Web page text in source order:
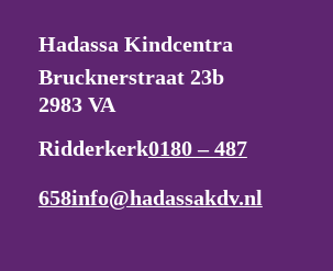
Hadassa Kindcentra
Brucknerstraat 23b
2983 VA
Ridderkerk0180 – 487
658info@hadassakdv.nl